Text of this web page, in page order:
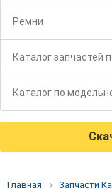
Ремни
Каталог запчастей
Каталог по
Главная Запчасти